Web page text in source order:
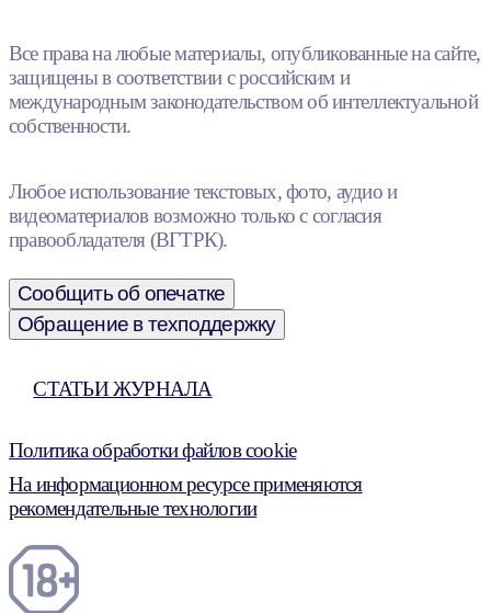
Все права на любые материалы, опубликованные на сайте,
защищены в соответствии с российским и
международным законодательством об интеллектуальной
собственности.
Любое использование текстовых, фото, аудио и
видеоматериалов возможно только с согласия
правообладателя (ВГТРК).
Сообщить об опечатке
Обращение в техподдержку
СТАТЬИ ЖУРНАЛА
Политика обработки файлов cookie
На информационном ресурсе применяются
рекомендательные технологии